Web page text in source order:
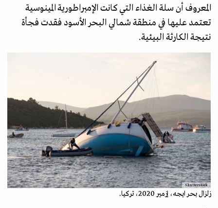
المعروف أن سلة الغذاء التي كانت الإمبراطورية المينوسية
تعتمد عليها في منطقة شمالي البحر الأسود فقدت فجأة
نتيجة الكارثة البيئية.
Shutterstock
زلزال بحر ايجه، إزمير 2020، تركيا.